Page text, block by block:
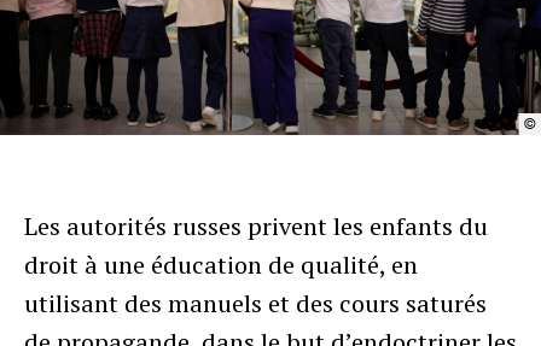
©
Les autorités russes privent les enfants du
droit à une éducation de qualité, en
utilisant des manuels et des cours saturés